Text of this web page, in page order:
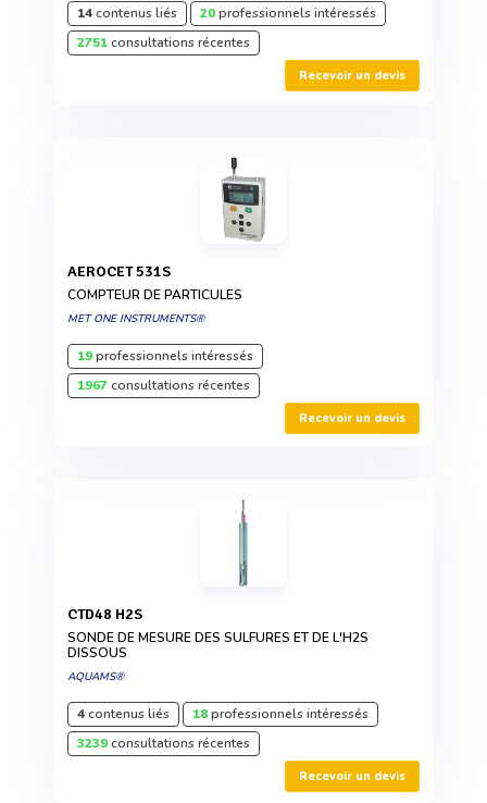
14contenus liés 20professionnels intéressés
2751consultations récentes
Recevoir un devis
AEROCET 531S
COMPTEUR DE PARTICULES
MET ONE INSTRUMENTS®
19professionnels intéressés
1967consultations récentes
Recevoir un devis
CTD48 H2S
SONDE DE MESURE DES SULFURES ET DE L'H2S
DISSOUS
AQUAMS®
4contenus liés 18professionnels intéressés
3239consultations récentes
Recevoir un devis